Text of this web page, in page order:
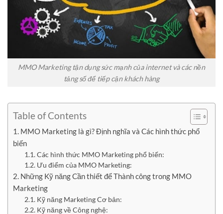
MMO Marketing tận dụng sức mạnh của internet và các nền
tảng số để tiếp cận khách hàng
Table of Contents
1. MMO Marketing là gì? Định nghĩa và Các hình thức phổ
biến
1.1. Các hình thức MMO Marketing phổ biến:
1.2. Ưu điểm của MMO Marketing:
2. Những Kỹ năng Cần thiết để Thành công trong MMO
Marketing
2.1. Kỹ năng Marketing Cơ bản:
2.2. Kỹ năng về Công nghệ: